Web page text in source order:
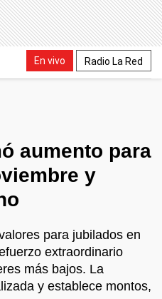
En vivo Radio La Red
aumento para
y
para jubilados en
extraordinario
más bajos. La
y establece montos,